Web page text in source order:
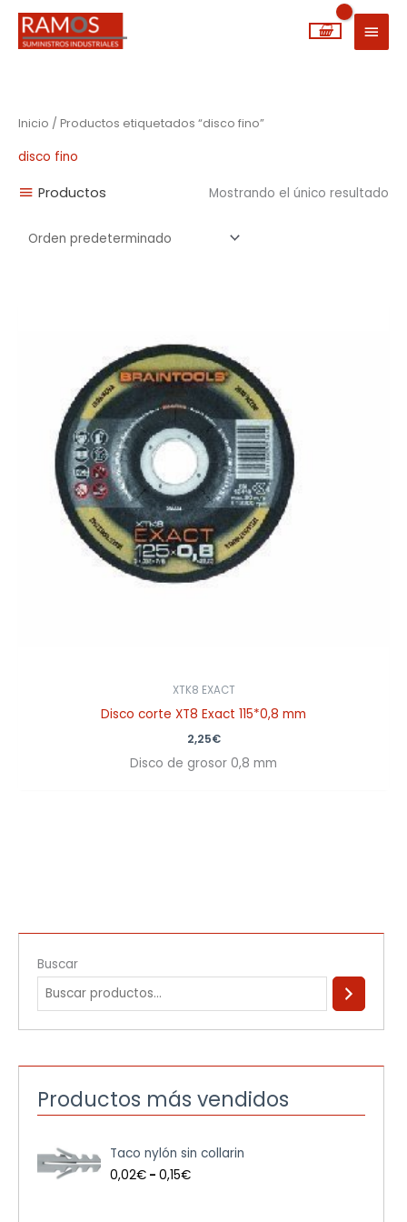
MENÚ
Buscar
Productos más vendidos
Taco nylón sin collarin
0,02€ - 0,15€
a
n
Inicio / Productos etiquetados “disco fino”
disco fino
Productos Mostrando el único resultado
XTK8 EXACT
Disco corte XT8 Exact 115*0,8 mm
2,25€
Disco de grosor 0,8 mm